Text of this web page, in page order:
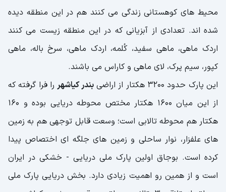
محیط های کوهستانی زندگی می کنند هم در این منطقه دیده
شده اند. تعدادی از آبزیانی که در این منطقه زیست می کنند
اردک ماهی، ماهی سفید، کُلمه، اردک ماهی، سرخ باله، ماهی
کپور، سیم پرک، لای ماهی و کاراس می باشند.
این پارک حدود 3200 هکتار از اراضی
بندر کیاشهررا فرا گرفته که
از این میان 1600 هکتار مختص محوطه دریایی بوده و 160
هکتار هم محوطه تالابی است؛ وسعت قابل توجهی هم به زمین
های علفزار، نوار ساحلی و زمین های جلگه ای اختصاص پیدا
کرده است. بوجاق اولین پارک ملی دریایی - خشکی در ایران
است و از همین رو اهمیت زیادی دارد. بخش دریایی پارک ملی